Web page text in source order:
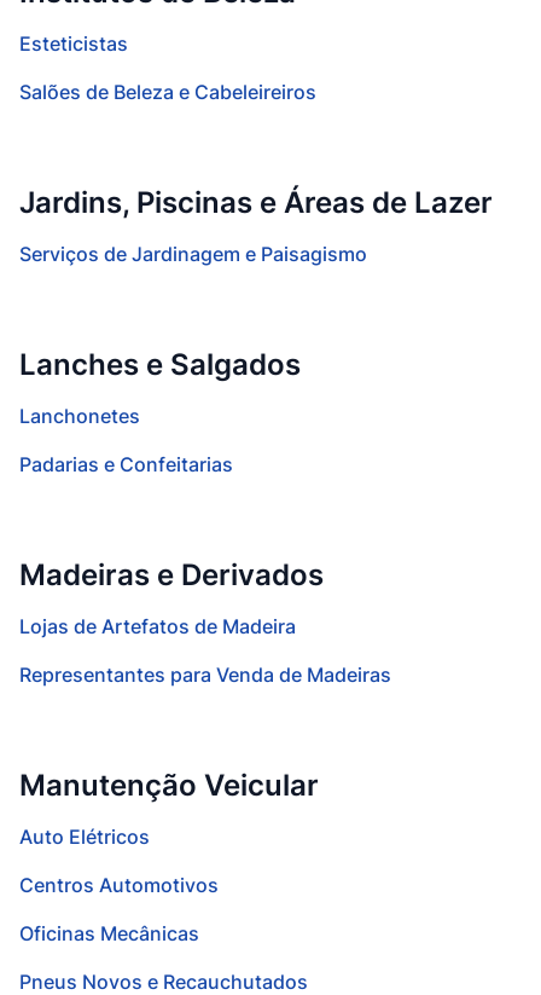
Esteticistas
Salões de Beleza e Cabeleireiros
Jardins, Piscinas e Áreas de Lazer
Serviços de Jardinagem e Paisagismo
Lanches e Salgados
Lanchonetes
Padarias e Confeitarias
Madeiras e Derivados
Lojas de Artefatos de Madeira
Representantes para Venda de Madeiras
Manutenção Veicular
Auto Elétricos
Centros Automotivos
Oficinas Mecânicas
Pneus Novos e Recauchutados